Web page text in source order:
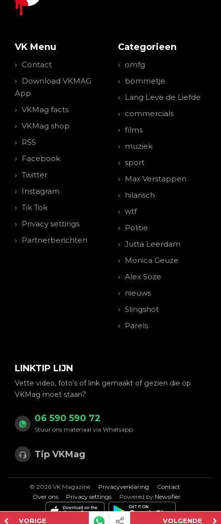
VORIGE VOLGENDE
VK Menu
Contact
Download VKMAG
App
VKMag facts
VKMag shop
RSS
Facebook
Twitter
Instagram
Tik Tok
Privacy settings
Partnerberichten
Categorieen
omfg
bommetje
Lang Leve de Liefde
commercials
films
muziek
sport
Max Verstappen
hilarisch
wtf
Politie
Jutta Leerdam
Monica Geuze
Alex Soze
nieuws
Slingshot
Parels
LINKTIP LIJN
Vette video, foto's of link gemaakt of gezien die op
VKMag moet staan?
06 590 590 72
Stuur ons materiaal via Whatsapp
Tip VKMag
© 2026 VK Magazine Privacyverklaring
Contact
Over ons
Privacy settings Powered by Newsifier